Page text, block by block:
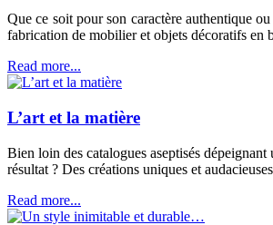
Que ce soit pour son caractère authentique
fabrication de mobilier et objets décoratifs en
Read more...
L’art et la matière
Bien loin des catalogues aseptisés
résultat ? Des créations uniques et
Read more...